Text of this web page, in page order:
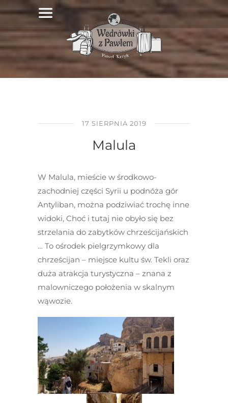
17 SIERPNIA 2019
Malula
W Malula, mieście w środkowo-
zachodniej części Syrii u podnóża gór
Antyliban, można podziwiać trochę inne
widoki, Choć i tutaj nie obyło się bez
strzelania do zabytków chrześcijańskich
… To ośrodek pielgrzymkowy dla
chrześcijan – miejsce kultu św. Tekli oraz
duża atrakcja turystyczna – znana z
malowniczego położenia w skalnym
wąwozie.